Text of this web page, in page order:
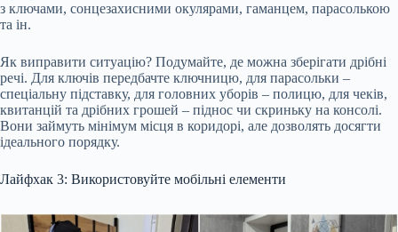
з ключами, сонцезахисними окулярами, гаманцем, парасолькою
та ін.
Як виправити ситуацію? Подумайте, де можна зберігати дрібні
речі. Для ключів передбачте ключницю, для парасольки –
спеціальну підставку, для головних уборів – полицю, для чеків,
квитанцій та дрібних грошей – піднос чи скриньку на консолі.
Вони займуть мінімум місця в коридорі, але дозволять досягти
ідеального порядку.
Лайфхак 3: Використовуйте мобільні елементи